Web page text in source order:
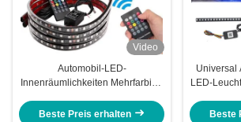
Video
Automobil-LED-
Innenräumlichkeiten Mehrfarbige
Auto-LED-Streifenlicht
Beste Preis erhalten
Universal
LED-
Beste